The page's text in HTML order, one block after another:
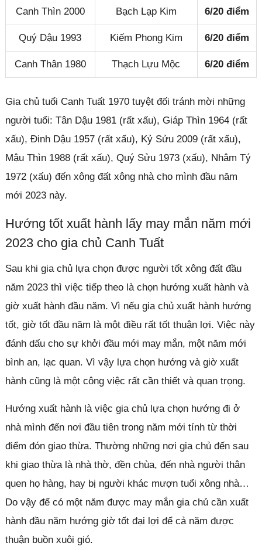
Canh Thìn 2000 Bạch Lạp Kim 6/20 điểm
Quý Dậu 1993 Kiếm Phong Kim 6/20 điểm
Canh Thân 1980 Thạch Lựu Mộc 6/20 điểm
Gia chủ tuổi Canh Tuất 1970 tuyệt đối tránh mời những
người tuổi: Tân Dậu 1981 (rất xấu), Giáp Thìn 1964 (rất
xấu), Đinh Dậu 1957 (rất xấu), Kỷ Sửu 2009 (rất xấu),
Mậu Thìn 1988 (rất xấu), Quý Sửu 1973 (xấu), Nhâm Tý
1972 (xấu) đến xông đất xông nhà cho mình đầu năm
mới 2023 này.
Hướng tốt xuất hành lấy may mắn năm mới
2023 cho gia chủ Canh Tuất
Sau khi gia chủ lựa chọn được người tốt xông đất đầu
năm 2023 thì việc tiếp theo là chọn hướng xuất hành và
giờ xuất hành đầu năm. Vì nếu gia chủ xuất hành hướng
tốt, giờ tốt đầu năm là một điều rất tốt thuận lợi. Việc này
đánh dấu cho sự khởi đầu mới may mắn, một năm mới
bình an, lạc quan. Vì vậy lựa chọn hướng và giờ xuất
hành cũng là một công việc rất cần thiết và quan trọng.
Hướng xuất hành là việc gia chủ lựa chọn hướng đi ở
nhà mình đến nơi đầu tiên trong năm mới tính từ thời
điểm đón giao thừa. Thường những nơi gia chủ đến sau
khi giao thừa là nhà thờ, đền chùa, đến nhà người thân
quen họ hàng, hay bị người khác mượn tuổi xông nhà…
Do vậy để có một năm được may mắn gia chủ cần xuất
hành đầu năm hướng giờ tốt đại lợi để cả năm được
thuận buồn xuôi gió.